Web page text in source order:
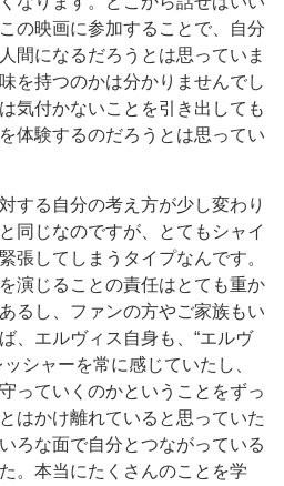
の映画に参加することで、自分
間になるだろうとは思っていま
を持つのかは分かりませんでし
気付かないことを引き出しても
体験するのだろうとは思ってい
する自分の考え方が少し変わり
同じなのですが、とてもシャイ
張してしまうタイプなんです。
演じることの責任はとても重か
るし、ファンの方やご家族もい
、エルヴィス自身も、“エルヴ
シャーを常に感じていたし、
っていくのかということをずっ
はかけ離れていると思っていた
ろな面で自分とつながっている
。本当にたくさんのことを学